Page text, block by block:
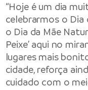
“Hoje é um dia
celebrarmos o Dia
o Dia da Mãe
Peixe’ aqui no
lugares mais
cidade, reforça
cuidado com o